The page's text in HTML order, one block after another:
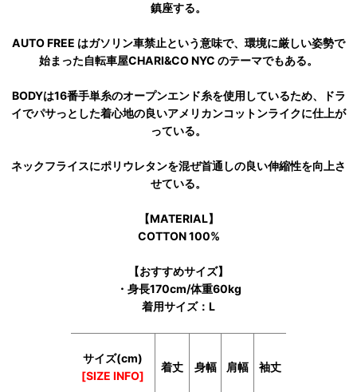
鎮座する。
AUTO FREE はガソリン車禁止という意味で、環境に厳しい姿勢で
始まった自転車屋CHARI&CO NYC のテーマでもある。
BODYは16番手単糸のオープンエンド糸を使用しているため、ドラ
イでパサっとした着心地の良いアメリカンコットンライクに仕上が
っている。
ネックフライスにポリウレタンを混ぜ首通しの良い伸縮性を向上さ
せている。
【MATERIAL】
COTTON 100%
【おすすめサイズ】
・身長170cm/体重60kg
着用サイズ：L
サイズ(cm)
[SIZE INFO]
着丈 身幅 肩幅 袖丈